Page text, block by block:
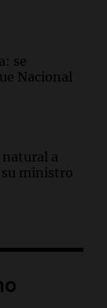
se
Nacional
a
su ministro
Shanghái